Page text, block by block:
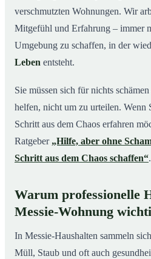
verschmutzten Wohnungen. Wir
Mitgefühl und Erfahrung – immer
Umgebung zu schaffen, in der
Leben entsteht.
Sie müssen sich für nichts
helfen, nicht um zu urteilen. Wenn
Schritt aus dem Chaos erfahren
Ratgeber „Hilfe, aber ohne
Schritt aus dem Chaos schaffen“.
Warum professionelle
Messie-Wohnung
In Messie-Haushalten sammeln
Müll, Staub und oft auch